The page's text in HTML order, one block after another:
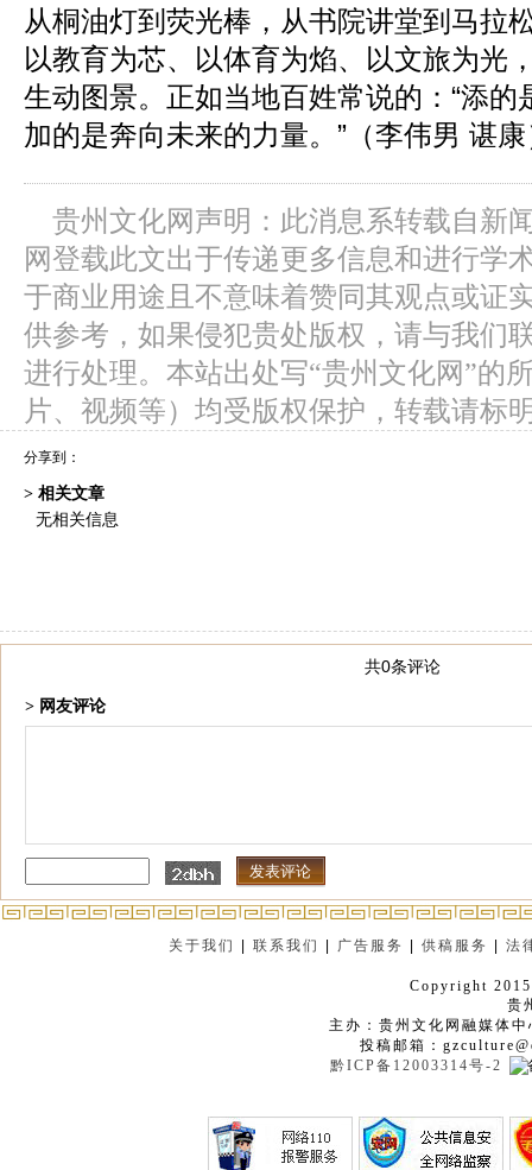
从桐油灯到荧光棒，从书院讲堂到马拉
以教育为芯、以体育为焰、以文旅为光
生动图景。正如当地百姓常说的：“添
加的是奔向未来的力量。”（李伟男 谌
贵州文化网声明：此消息系转载自新
网登载此文出于传递更多信息和进行学
于商业用途且不意味着赞同其观点或证
供参考，如果侵犯贵处版权，请与我们
进行处理。本站出处写“贵州文化网”的
片、视频等）均受版权保护，转载请标
分享到：
> 相关文章
无相关信息
共0条评论
> 网友评论
关于我们 |联系我们 广告服务 |供稿服务 |法
Copyright
贵
主办：贵州文化网融媒体
投稿邮箱：
黔ICP备12003314号-2